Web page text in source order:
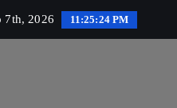
7th, 2026 11:25:24 PM